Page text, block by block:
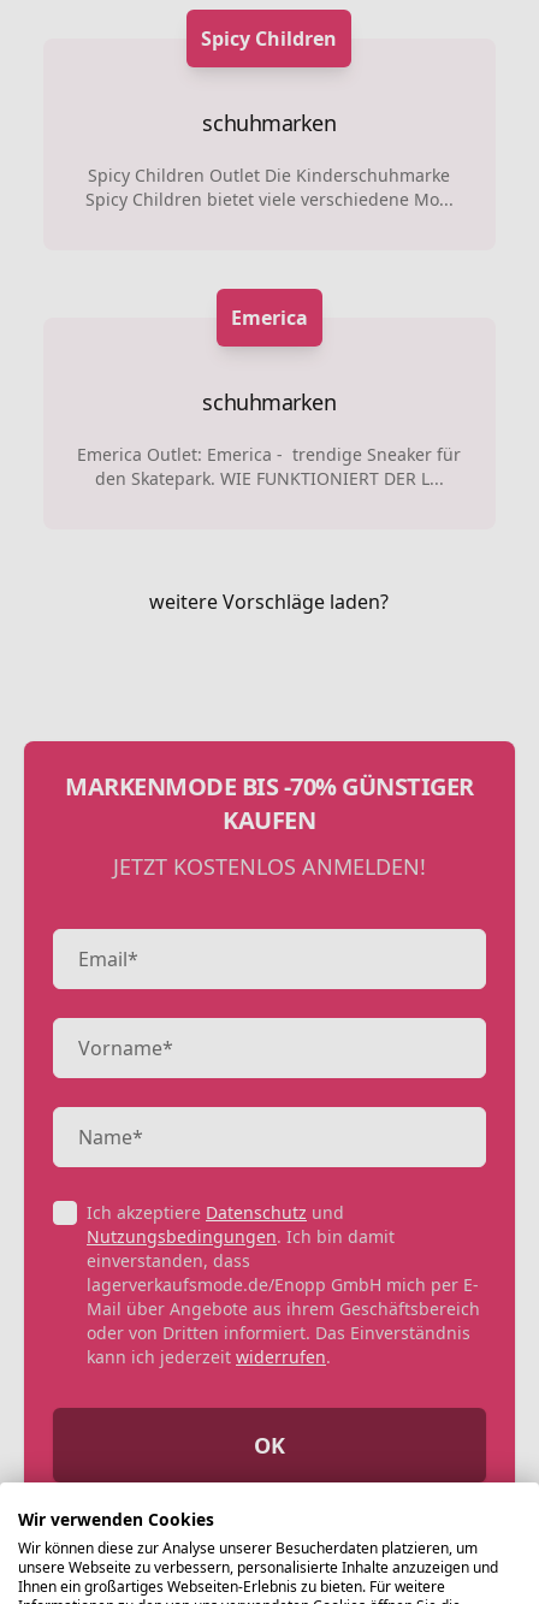
Spicy Children
schuhmarken
Spicy Children Outlet Die Kinderschuhmarke
Spicy Children bietet viele verschiedene Mo...
Emerica
schuhmarken
Emerica Outlet: Emerica - trendige Sneaker für
den Skatepark. WIE FUNKTIONIERT DER L...
weitere Vorschläge laden?
MARKENMODE BIS -70% GÜNSTIGER
KAUFEN
JETZT KOSTENLOS ANMELDEN!
Ich akzeptiere Datenschutz und
Nutzungsbedingungen. Ich bin damit
einverstanden, dass
lagerverkaufsmode.de/Enopp GmbH mich per E-
Mail über Angebote aus ihrem Geschäftsbereich
oder von Dritten informiert. Das Einverständnis
kann ich jederzeit widerrufen.
OK
Wir verwenden Cookies
Wir können diese zur Analyse unserer Besucherdaten platzieren, um
unsere Webseite zu verbessern, personalisierte Inhalte anzuzeigen und
Ihnen ein großartiges Webseiten-Erlebnis zu bieten. Für weitere